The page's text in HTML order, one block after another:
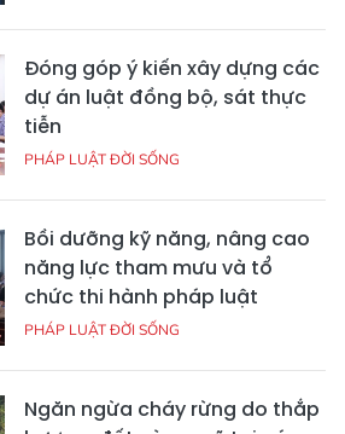
Đóng góp ý kiến xây dựng các
dự án luật đồng bộ, sát thực
tiễn
PHÁP LUẬT ĐỜI SỐNG
Bồi dưỡng kỹ năng, nâng cao
năng lực tham mưu và tổ
chức thi hành pháp luật
PHÁP LUẬT ĐỜI SỐNG
Ngăn ngừa cháy rừng do thắp